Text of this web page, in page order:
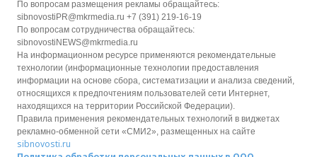
По вопросам размещения рекламы обращайтесь:
sibnovostiPR@mkrmedia.ru +7 (391) 219-16-19
По вопросам сотрудничества обращайтесь:
sibnovostiNEWS@mkrmedia.ru
На информационном ресурсе применяются рекомендательные
технологии (информационные технологии предоставления
информации на основе сбора, систематизации и анализа сведений,
относящихся к предпочтениям пользователей сети Интернет,
находящихся на территории Российской Федерации).
Правила применения рекомендательных технологий в виджетах
рекламно-обменной сети «СМИ2», размещенных на сайте
sibnovosti.ru